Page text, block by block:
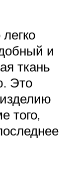
и
ткань
Это
того,